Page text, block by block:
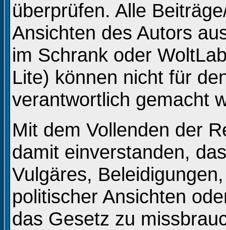
überprüfen. Alle
Ansichten des Autors
im Schrank oder
Lite) können nicht für
verantwortlich gemacht
Mit dem Vollenden der
damit einverstanden,
Vulgäres,
politischer Ansichten
das Gesetz zu